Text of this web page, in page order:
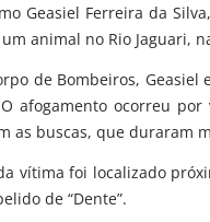
Geasiel Ferreira da
animal no Rio Jaguari,
de Bombeiros,
afogamento ocorreu
as buscas, que duraram
vítima foi localizado
de “Dente”.